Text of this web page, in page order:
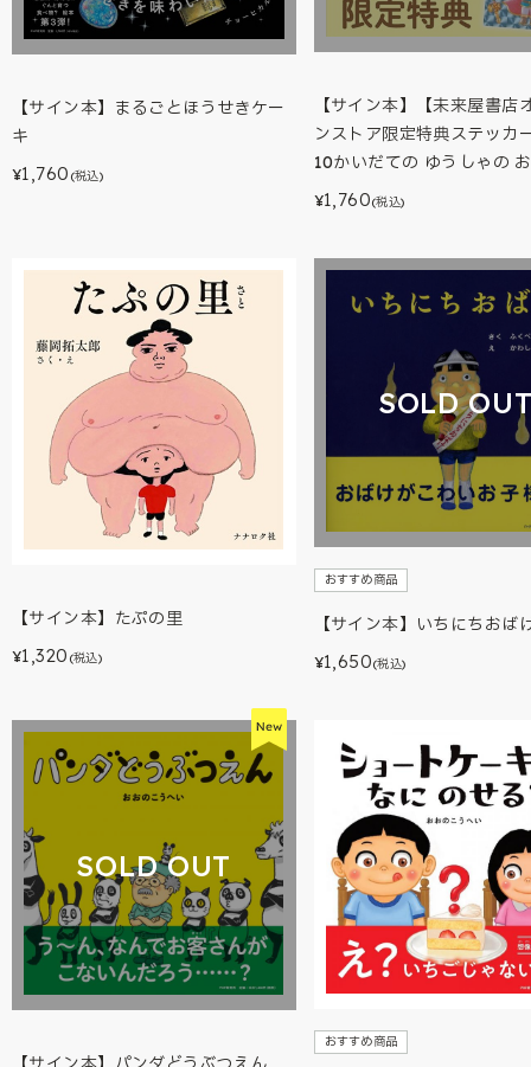
【サイン本】まるごとほうせきケー
キ
¥1,760 (税込)
【サイン本】【未来屋書店
ンストア限定特典ステッカ
10かいだての ゆうしゃの
¥1,760(税込)
【サイン本】たぷの里
¥1,320 (税込)
SOLD
おすすめ商品
【サイン本】いちにちおば
¥1,650(税込)
SOLD OUT
おすすめ商品